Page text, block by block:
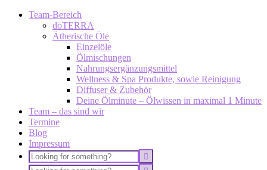
Team-Bereich
dōTERRA
Ätherische Öle
Einzelöle
Ölmischungen
Nahrungsergänzungsmittel
Wellness & Spa Produkte, sowie Reinigung
Diffuser & Zubehör
Deine Ölminute – Ölwissen in maximal 1 Minute
Team – das sind wir
Termine
Blog
Impressum